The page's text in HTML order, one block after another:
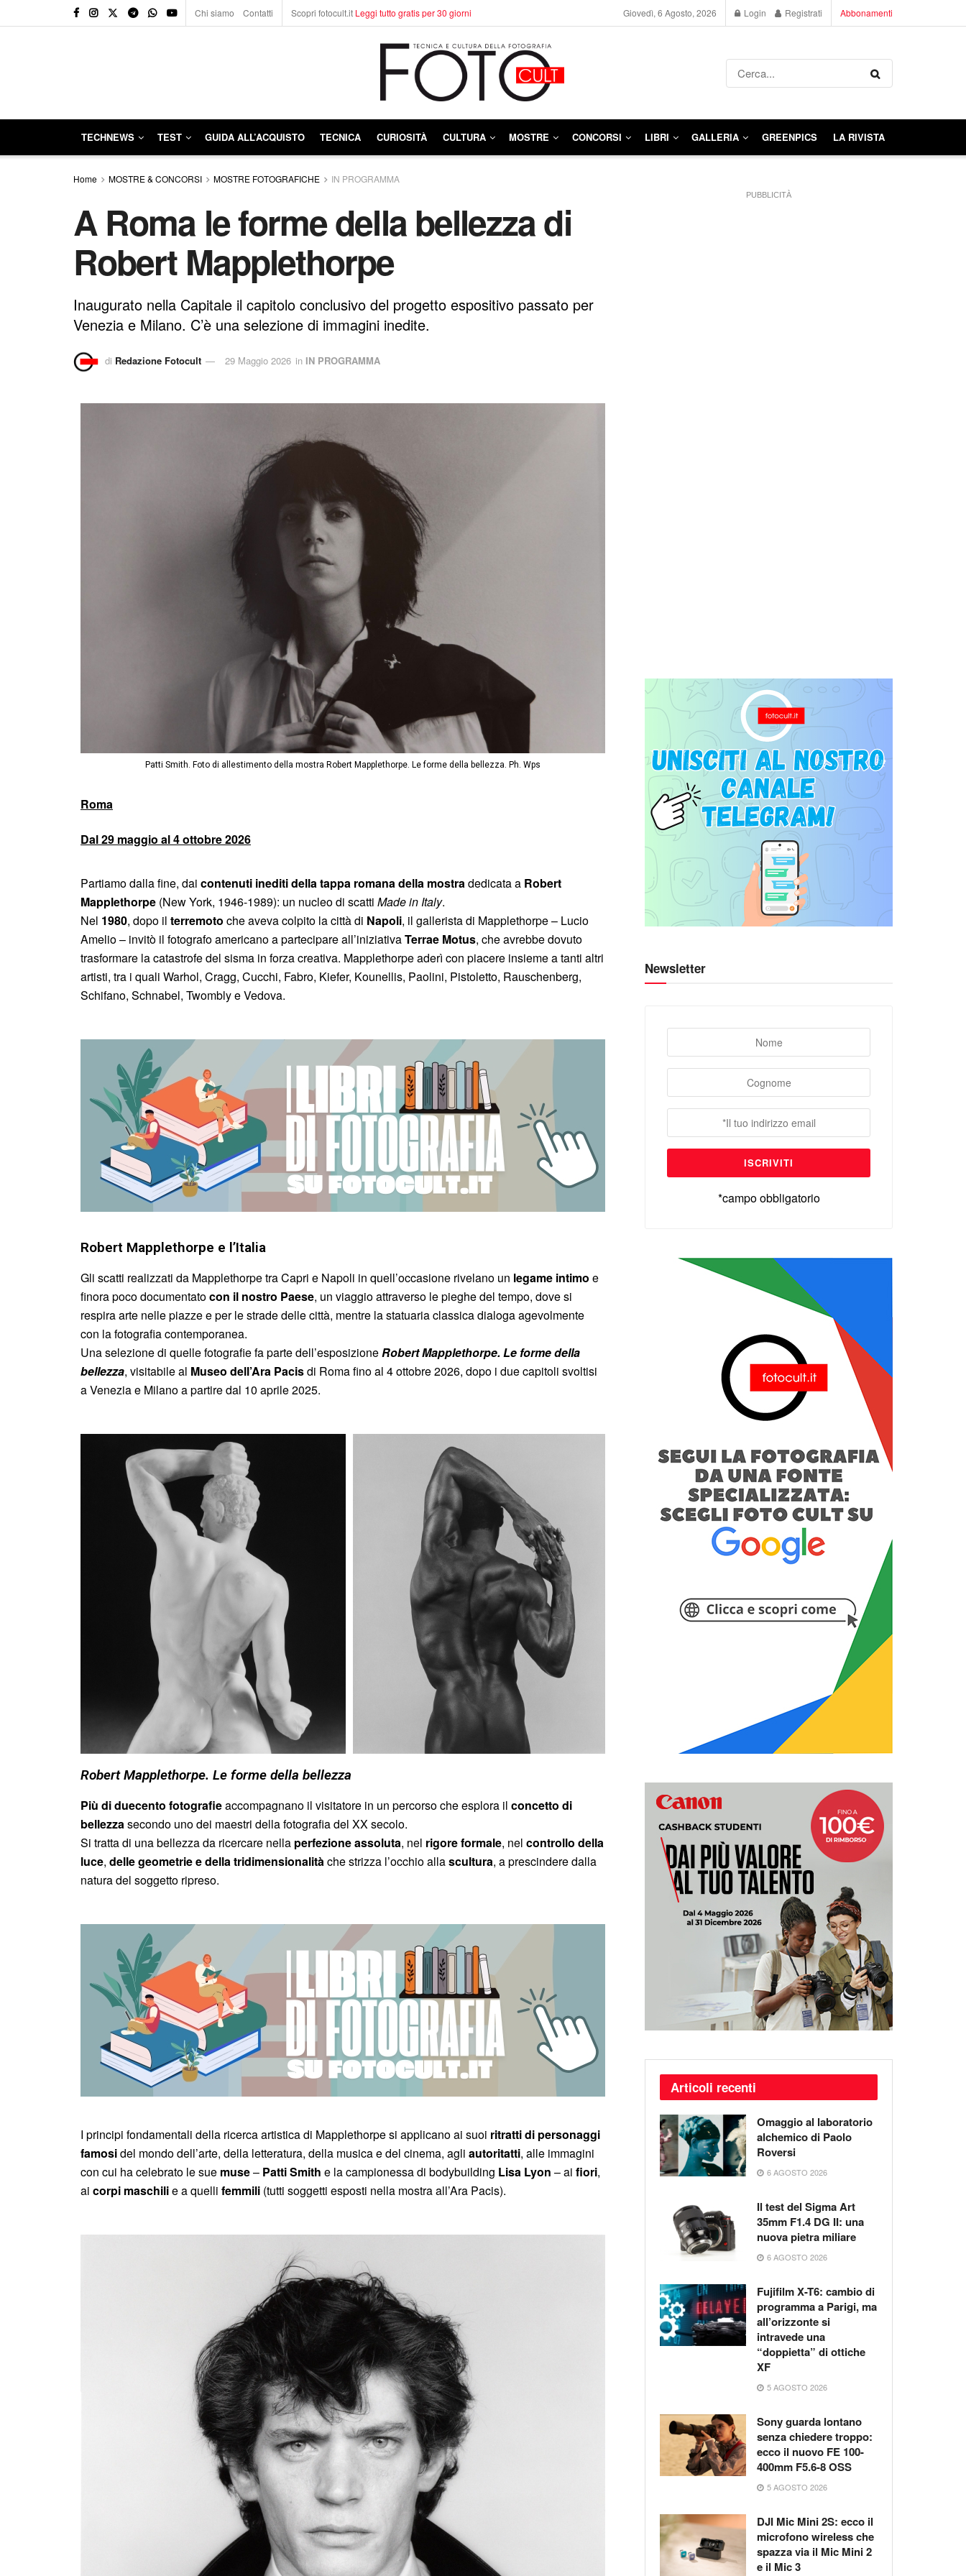
Chi siamo Contatti Scopri fotocult.it Leggi tutto gratis per 30 giorni Giovedì, 6 Agosto, 2026 Login Registrati Abbonamenti
TECHNEWS TEST GUIDA ALL’ACQUISTO TECNICA CURIOSITÀ CULTURA MOSTRE CONCORSI LIBRI GALLERIA GREENPICS LA RIVISTA
Home MOSTRE & CONCORSI MOSTRE FOTOGRAFICHE IN PROGRAMMA
A Roma le forme della bellezza di
Robert Mapplethorpe
Inaugurato nella Capitale il capitolo conclusivo del progetto espositivo passato per
Venezia e Milano. C’è una selezione di immagini inedite.
di Redazione Fotocult 29 Maggio 2026 in IN PROGRAMMA
Patti Smith. Foto di allestimento della mostra Robert Mapplethorpe. Le forme della bellezza. Ph. Wps
Roma
Dal 29 maggio al 4 ottobre 2026
Partiamo dalla fine, dai contenuti inediti della tappa romana della mostradedicata a Robert
Mapplethorpe (New York, 1946-1989): un nucleo di scatti Made in Italy.
Nel 1980, dopo il terremoto che aveva colpito la città di Napoli, il gallerista di Mapplethorpe – Lucio
Amelio – invitò il fotografo americano a partecipare all’iniziativaTerrae Motus, che avrebbe dovuto
trasformare la catastrofe del sisma in forza creativa. Mapplethorpe aderì con piacere insieme a tanti altri
artisti, tra i quali Warhol, Cragg, Cucchi, Fabro, Kiefer, Kounellis, Paolini, Pistoletto, Rauschenberg,
Schifano, Schnabel, Twombly e Vedova.
Robert Mapplethorpe e l’Italia
Gli scatti realizzati da Mapplethorpe tra Capri e Napoli in quell’occasione rivelano un legame intimo e
finora poco documentatocon il nostro Paese, un viaggio attraverso le pieghe del tempo, dove si
respira arte nelle piazze e per le strade delle città, mentre la statuaria classica dialoga agevolmente
con la fotografia contemporanea.
Una selezione di quelle fotografie fa parte dell’esposizioneRobert Mapplethorpe. Le forme della
bellezza, visitabile al Museo dell’Ara Pacisdi Roma fino al 4 ottobre 2026, dopo i due capitoli svoltisi
a Venezia e Milano a partire dal 10 aprile 2025.
Robert Mapplethorpe. Le forme della bellezza
Più di duecento fotografieaccompagnano il visitatore in un percorso che esplora il concetto di
bellezzasecondo uno dei maestri della fotografia del XX secolo.
Si tratta di una bellezza da ricercare nella perfezione assoluta, nel rigore formale, nel controllo della
luce, delle geometrie e della tridimensionalitàche strizza l’occhio allascultura, a prescindere dalla
natura del soggetto ripreso.
I principi fondamentali della ricerca artistica di Mapplethorpe si applicano ai suoi ritrattidi personaggi
famosidel mondo dell’arte, della letteratura, della musica e del cinema, agli autoritatti, alle immagini
con cui ha celebrato le sue muse– Patti Smith e la campionessa di bodybuilding Lisa Lyon – ai fiori,
ai corpi maschilie a quelli femmili (tutti soggetti esposti nella mostra all’Ara Pacis).
PUBBLICITÀ
Newsletter
*campo obbligatorio
Articoli recenti
Omaggio al laboratorio
alchemico di Paolo
Roversi
6 AGOSTO 2026
Il test del Sigma Art
35mm F1.4 DG II: una
nuova pietra miliare
6 AGOSTO 2026
Fujifilm X-T6: cambio di
programma a Parigi, ma
all’orizzonte si
intravede una
“doppietta” di ottiche
XF
5 AGOSTO 2026
Sony guarda lontano
senza chiedere troppo:
ecco il nuovo FE 100-
400mm F5.6-8 OSS
5 AGOSTO 2026
DJI Mic Mini 2S: ecco il
microfono wireless che
spazza via il Mic Mini 2
e il Mic 3